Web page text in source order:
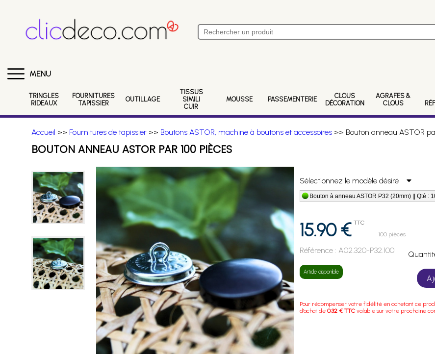
MENU
TRINGLES
RIDEAUX
FOURNITURES
TAPISSIER
OUTILLAGE
TISSUS
SIMILI
CUIR
MOUSSE PASSEMENTERIE
CLOUS
DÉCORATION
AGRAFES &
CLOUS
Accueil >> Fournitures de tapissier>> Boutons ASTOR, machine à boutons et accessoires>> Bouton anneau ASTOR
BOUTON ANNEAU ASTOR PAR 100 PIÈCES
Sélectionnez le modèle désiré
Bouton à anneau ASTOR P32 (20mm) || Qté :
15.90 € TTC
100 pièces
Référence : A02.320-P32.100
Article disponible
Pour récompenser votre fidélité en achetant ce
d'achat de0.32 € TTC valable sur votre prochaine